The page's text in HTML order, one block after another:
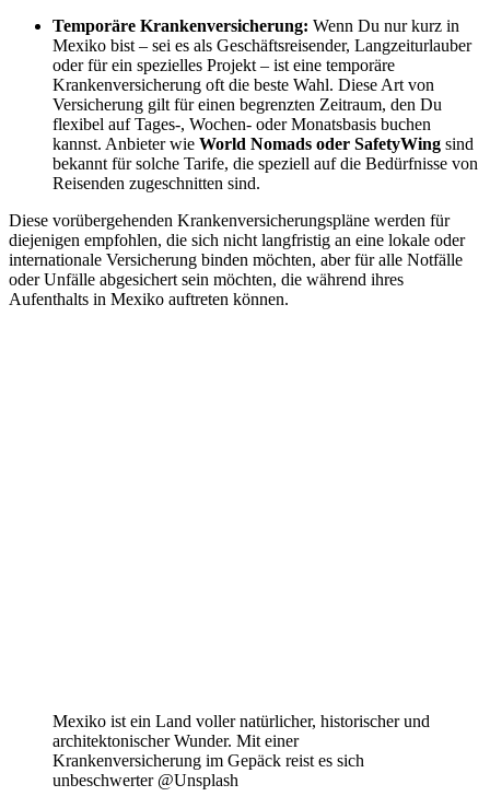
Temporäre Krankenversicherung: Wenn Du nur kurz in
Mexiko bist – sei es als Geschäftsreisender, Langzeiturlauber
oder für ein spezielles Projekt – ist eine temporäre
Krankenversicherung oft die beste Wahl. Diese Art von
Versicherung gilt für einen begrenzten Zeitraum, den Du
flexibel auf Tages-, Wochen- oder Monatsbasis buchen
kannst. Anbieter wie World Nomads oder SafetyWing sind
bekannt für solche Tarife, die speziell auf die Bedürfnisse von
Reisenden zugeschnitten sind.
Diese vorübergehenden Krankenversicherungspläne werden für
diejenigen empfohlen, die sich nicht langfristig an eine lokale oder
internationale Versicherung binden möchten, aber für alle Notfälle
oder Unfälle abgesichert sein möchten, die während ihres
Aufenthalts in Mexiko auftreten können.
Mexiko ist ein Land voller natürlicher, historischer und
architektonischer Wunder. Mit einer
Krankenversicherung im Gepäck reist es sich
unbeschwerter @Unsplash